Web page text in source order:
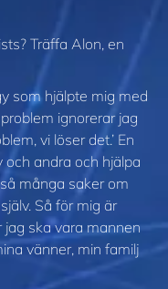
Träffa Alon, en
som hjälpte mig med
ignorerar jag
vi löser det.’ En
andra och hjälpa
många saker om
Så för mig är
ska vara mannen
vänner, min familj